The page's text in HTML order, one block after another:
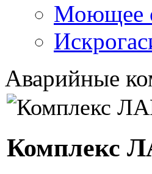
Моющее
Аварийные
Комплекс